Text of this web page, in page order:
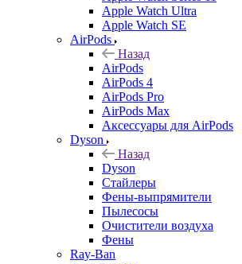
Apple Watch Ultra
Apple Watch SE
AirPods
Назад
AirPods
AirPods 4
AirPods Pro
AirPods Max
Аксессуары для AirPods
Dyson
Назад
Dyson
Стайлеры
Фены-выпрямители
Пылесосы
Очистители воздуха
Фены
Ray-Ban